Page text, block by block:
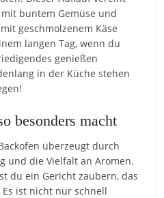
buntem Gemüse und
geschmolzenem Käse
langen Tag, wenn du
genießen
in der Küche stehen
besonders macht
überzeugt durch
und die Vielfalt an Aromen.
du ein Gericht zaubern, das
ist nicht nur schnell